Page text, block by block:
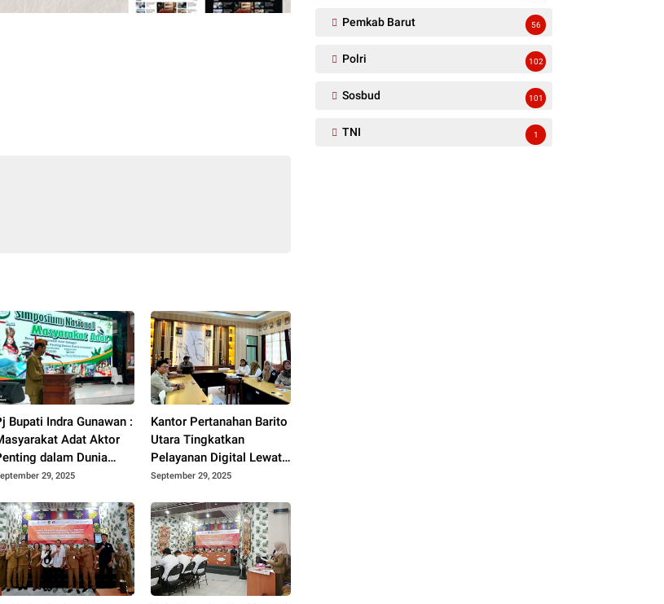
Bupati Indra Gunawan :
Adat Aktor
dalam Dunia
29, 2025
Kantor Pertanahan Barito
Utara Tingkatkan
Pelayanan Digital Lewat
Pelatihan Peralihan
September 29, 2025
Pemkab Barut 56
Polri 102
Sosbud 101
TNI 1